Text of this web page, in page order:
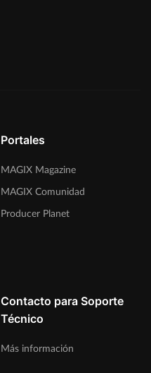
Portales
MAGIX Magazine
MAGIX Comunidad
Producer Planet
Contacto para Soporte
Técnico
Más información